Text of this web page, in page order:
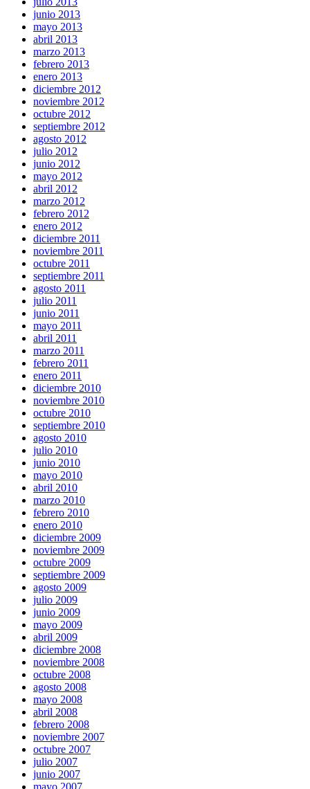
junio 2013
mayo 2013
abril 2013
marzo 2013
febrero 2013
enero 2013
diciembre 2012
noviembre 2012
octubre 2012
septiembre 2012
agosto 2012
julio 2012
junio 2012
mayo 2012
abril 2012
marzo 2012
febrero 2012
enero 2012
diciembre 2011
noviembre 2011
octubre 2011
septiembre 2011
agosto 2011
julio 2011
junio 2011
mayo 2011
abril 2011
marzo 2011
febrero 2011
enero 2011
diciembre 2010
noviembre 2010
octubre 2010
septiembre 2010
agosto 2010
julio 2010
junio 2010
mayo 2010
abril 2010
marzo 2010
febrero 2010
enero 2010
diciembre 2009
noviembre 2009
octubre 2009
septiembre 2009
agosto 2009
julio 2009
junio 2009
mayo 2009
abril 2009
diciembre 2008
noviembre 2008
octubre 2008
agosto 2008
mayo 2008
abril 2008
febrero 2008
noviembre 2007
octubre 2007
julio 2007
junio 2007